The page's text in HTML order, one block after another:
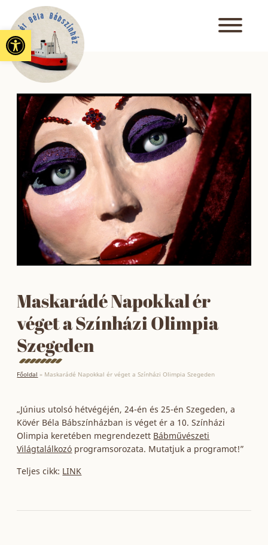
Eszköztár megnyitása
Maskarádé Napokkal ér
véget a Színházi Olimpia
Szegeden
Főoldal » Maskarádé Napokkal ér véget a Színházi Olimpia Szegeden
„Június utolsó hétvégéjén, 24-én és 25-én Szegeden, a
Kövér Béla Bábszínházban is véget ér a 10. Színházi
Olimpia keretében megrendezett Bábművészeti
Világtalálkozó programsorozata. Mutatjuk a programot!”
Teljes cikk: LINK